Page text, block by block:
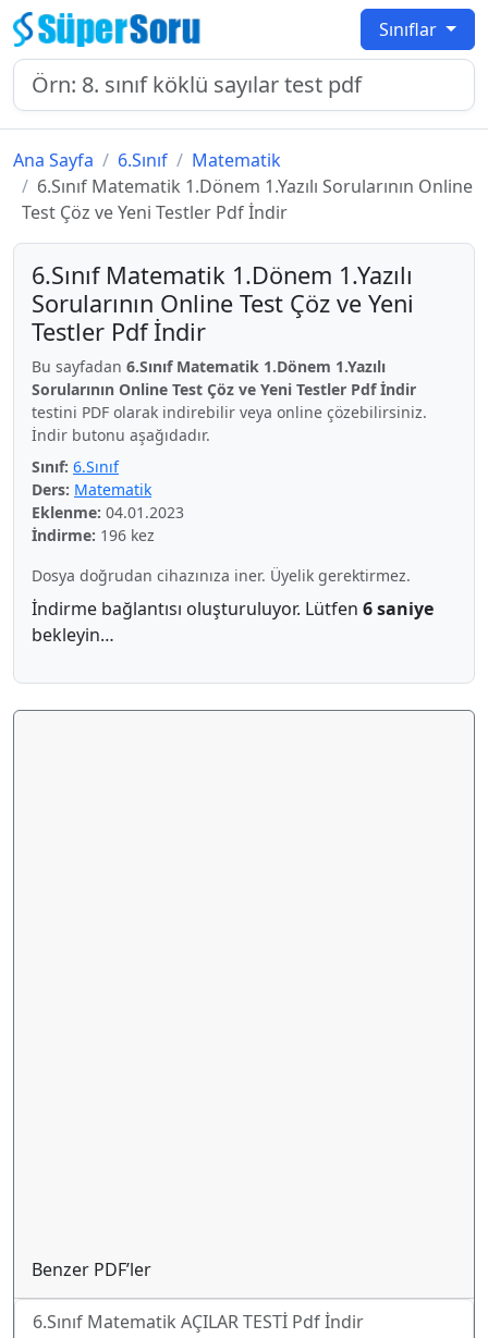
Sınıflar
Ana Sayfa 6.Sınıf
Matematik
6.Sınıf Matematik 1.Dönem 1.Yazılı Sorularının Online
Test Çöz ve Yeni Testler Pdf İndir
6.Sınıf Matematik 1.Dönem 1.Yazılı
Sorularının Online Test Çöz ve Yeni
Testler Pdf İndir
Bu sayfadan 6.Sınıf Matematik 1.Dönem 1.Yazılı
Sorularının Online Test Çöz ve Yeni Testler Pdf İndir
testini PDF olarak indirebilir veya online çözebilirsiniz.
İndir butonu aşağıdadır.
Sınıf: 6.Sınıf
Ders: Matematik
Eklenme: 04.01.2023
İndirme: 196 kez
Dosya doğrudan cihazınıza iner. Üyelik gerektirmez.
İndirme bağlantısı oluşturuluyor. Lütfen 5 saniye
bekleyin…
Benzer PDF’ler
6.Sınıf Matematik AÇILAR TESTİ Pdf İndir